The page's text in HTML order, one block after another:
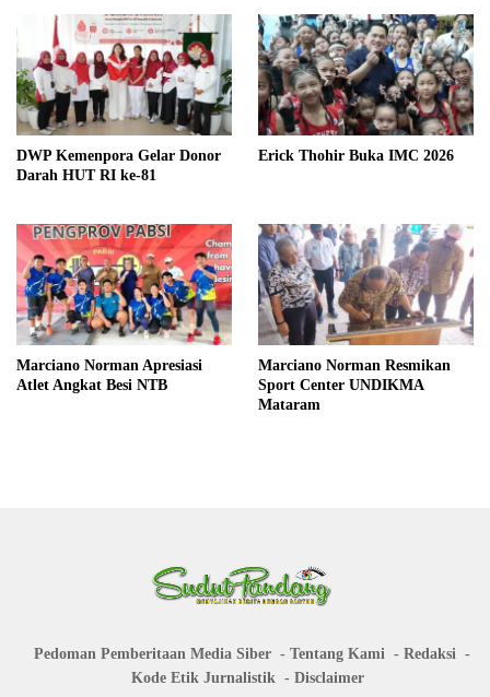
DWP Kemenpora Gelar Donor
Darah HUT RI ke-81
Erick Thohir Buka IMC 2026
Marciano Norman Apresiasi
Atlet Angkat Besi NTB
Marciano Norman Resmikan
Sport Center UNDIKMA
Mataram
Pedoman Pemberitaan Media Siber Tentang Kami
Redaksi
Kode Etik Jurnalistik
Disclaimer